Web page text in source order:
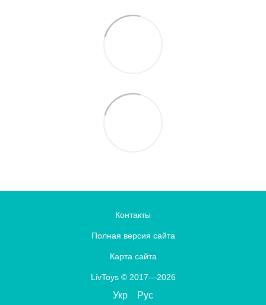
Контакты
Полная версия сайта
Карта сайта
LivToys © 2017—2026
Укр Рус